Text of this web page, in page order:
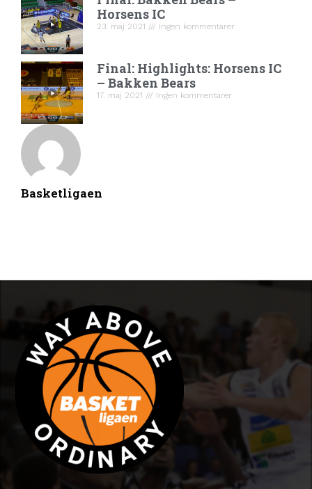
Basketligaen
Horsens IC
23. maj 2021 Ingen kommentarer
Final: Highlights: Horsens IC
– Bakken Bears
17. maj 2021 Ingen kommentarer